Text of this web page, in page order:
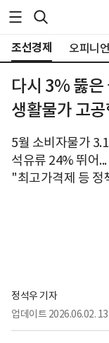
조선경제 오피니언
다시 3% 뚫은
생활물가 고
5월 소비자물가
석유류 24% 뛰어
"최고가격제 등 정
정석우 기자
업데이트 2026.06.02.